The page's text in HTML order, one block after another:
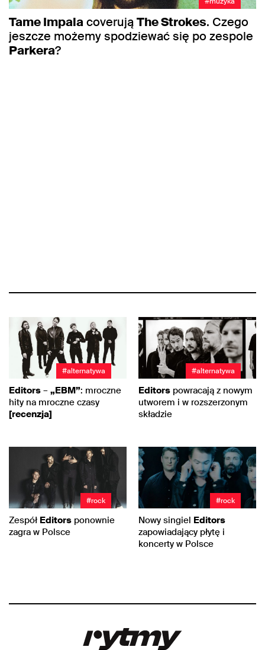
Tame ImpalacoverująThe Strokes. Czego
jeszcze możemy spodziewać się po zespole
Parkera?
#alternatywa
Editors – „EBM”: mroczne
hity na mroczne czasy
[recenzja]
#alternatywa
Editors powracają z nowym
utworem i w rozszerzonym
składzie
#rock
Zespół Editors ponownie
zagra w Polsce
#rock
Nowy singiel Editors
zapowiadający płytę i
koncerty w Polsce